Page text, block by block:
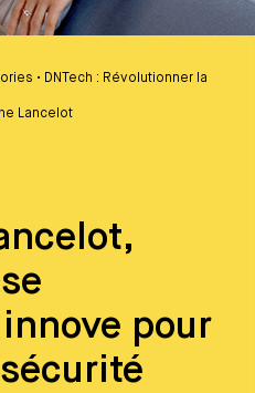
• DNTech : Révolutionner la
Lancelot
pour